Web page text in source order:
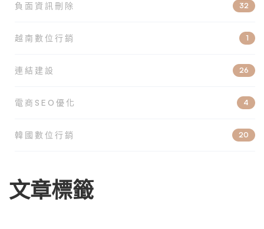
負面資訊刪除 32
越南數位行銷 1
連結建設 26
電商SEO優化 4
韓國數位行銷 20
文章標籤